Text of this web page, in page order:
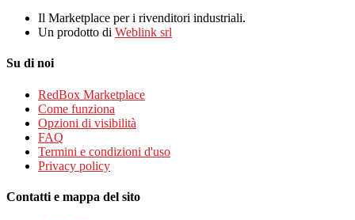
Il Marketplace per i rivenditori industriali.
Un prodotto di Weblink srl
Su di noi
RedBox Marketplace
Come funziona
Opzioni di visibilità
FAQ
Termini e condizioni d'uso
Privacy policy
Contatti e mappa del sito